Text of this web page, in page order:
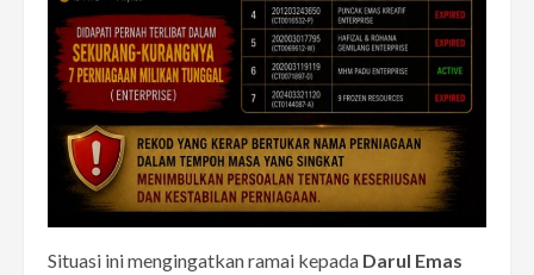
Situasi ini mengingatkan ramai kepada Darul Emas